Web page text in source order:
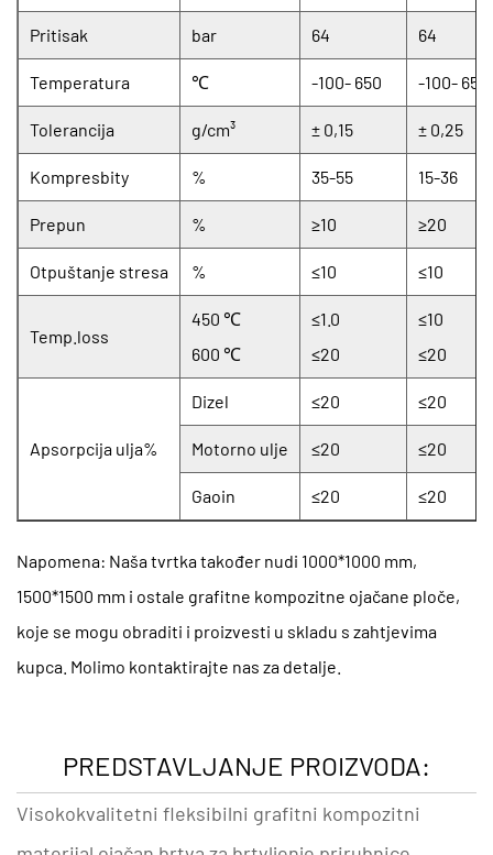
Pritisak bar 64 64
Temperatura ℃ -100- 650 -100- 650
Tolerancija g/cm³ ± 0,15 ± 0,25
Kompresbity % 35-55 15-36
Prepun % ≥10 ≥20
Otpuštanje stresa % ≤10 ≤10
Temp.loss
450 ℃
600 ℃
≤1.0
≤20
≤10
≤20
Apsorpcija ulja%
Dizel ≤20 ≤20
Motorno ulje ≤20 ≤20
Gaoin ≤20 ≤20
Napomena: Naša tvrtka također nudi 1000*1000 mm,
1500*1500 mm i ostale grafitne kompozitne ojačane ploče,
koje se mogu obraditi i proizvesti u skladu s zahtjevima
kupca. Molimo kontaktirajte nas za detalje.
PREDSTAVLJANJE PROIZVODA:
Visokokvalitetni fleksibilni grafitni kompozitni